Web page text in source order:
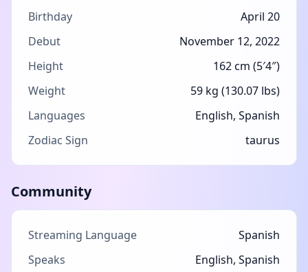
Birthday
April 20
Debut
November 12, 2022
Height
162 cm (5′4″)
Weight
59 kg (130.07 lbs)
Languages
English, Spanish
Zodiac Sign
taurus
Community
Streaming Language
Spanish
Speaks
English, Spanish